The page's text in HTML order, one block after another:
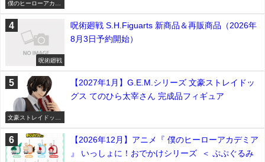
僕のヒーローアカデ
ミア
呪術廻戦
呪術廻戦 S.H.Figuarts 新商品＆再販商品（2026年
8月3日予約開始）
文豪ストレイドッグ
ス
【2027年1月】G.E.M.シリーズ 文豪ストレイドッ
グス てのひら太宰さん 完成品フィギュア
【2026年12月】アニメ『 僕のヒーローアカデミア
』 いっしょに！おでかけシリーズ ＜ ぷぷぐるみ